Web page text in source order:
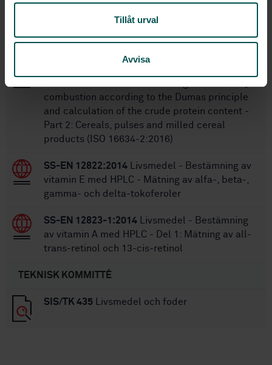
Tillåt urval
Avvisa
Inom samma område
STANDARDER
combustion according to the Dumas principle
and calculation of the crude protein content -
Part 2: Cereals, pulses and milled cereal
products (ISO 16634-2:2016)
SS-EN 12822:2014 Livsmedel - Bestämning av
vitamin E med HPLC - Mätning av alfa-, beta-,
gamma- och delta-tokoferoler
SS-EN 12823-1:2014 Livsmedel - Bestämning
av vitamin A med HPLC - Del 1: Mätning av all-
trans-retinol och 13-cis-retinol
TEKNISK KOMMITTÉ
SIS/TK 435 Livsmedel och foder